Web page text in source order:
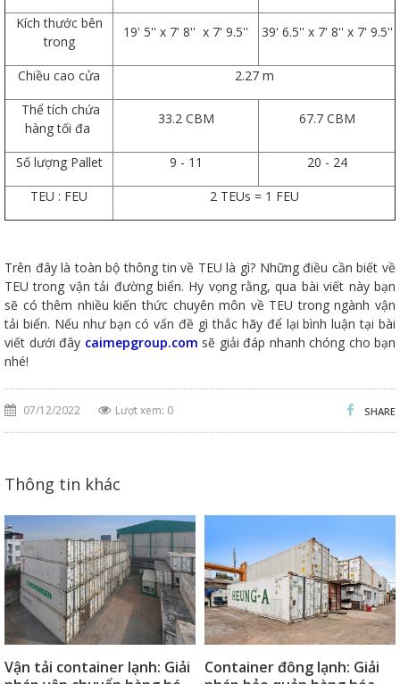
Kích thước bên
trong
19' 5'' x 7' 8'' x 7' 9.5'' 39' 6.5'' x 7' 8'' x 7' 9.5''
Chiều cao cửa
2.27 m
Thể tích chứa
hàng tối đa
33.2 CBM 67.7 CBM
Số lượng Pallet 9 - 11
20 - 24
TEU : FEU
2 TEUs = 1 FEU
Trên đây là toàn bộ thông tin về TEU là gì? Những điều cần biết về
TEU trong vận tải đường biển. Hy vọng rằng, qua bài viết này bạn
sẽ có thêm nhiều kiến thức chuyên môn về TEU trong ngành vận
tải biển. Nếu như bạn có vấn đề gì thắc hãy để lại bình luận tại bài
viết dưới đây caimepgroup.com sẽ giải đáp nhanh chóng cho bạn
nhé!
07/12/2022 Lượt xem: 0 SHARE
Thông tin khác
Vận tải container lạnh: Giải
Container đông lạnh: Giải